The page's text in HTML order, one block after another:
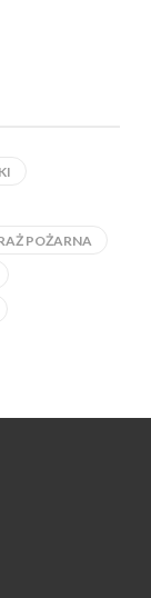
POŻARNA